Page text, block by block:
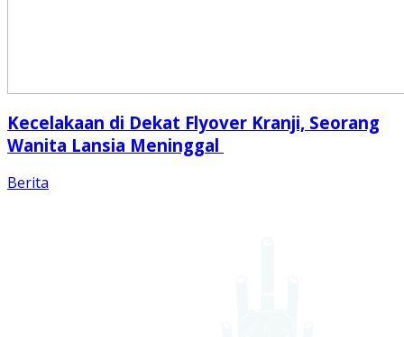
Kecelakaan di Dekat Flyover Kranji, Seorang
Wanita Lansia Meninggal
Berita